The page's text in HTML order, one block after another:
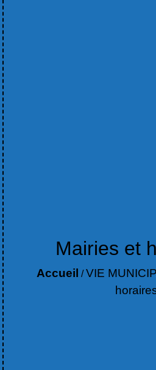
Mairies et
Accueil /VIE